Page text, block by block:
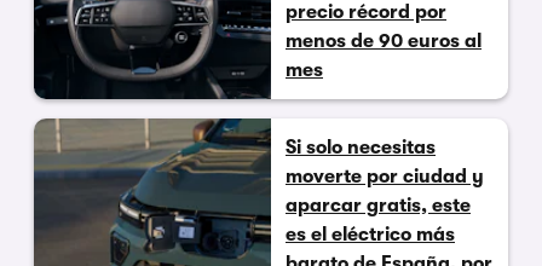
precio récord por
menos de 90 euros al
mes
Si solo necesitas
moverte por ciudad y
aparcar gratis, este
es el eléctrico más